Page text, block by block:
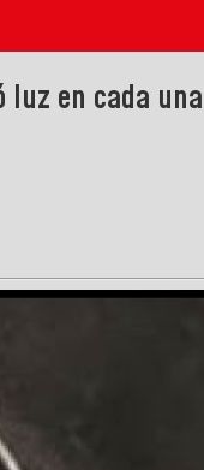
en cada